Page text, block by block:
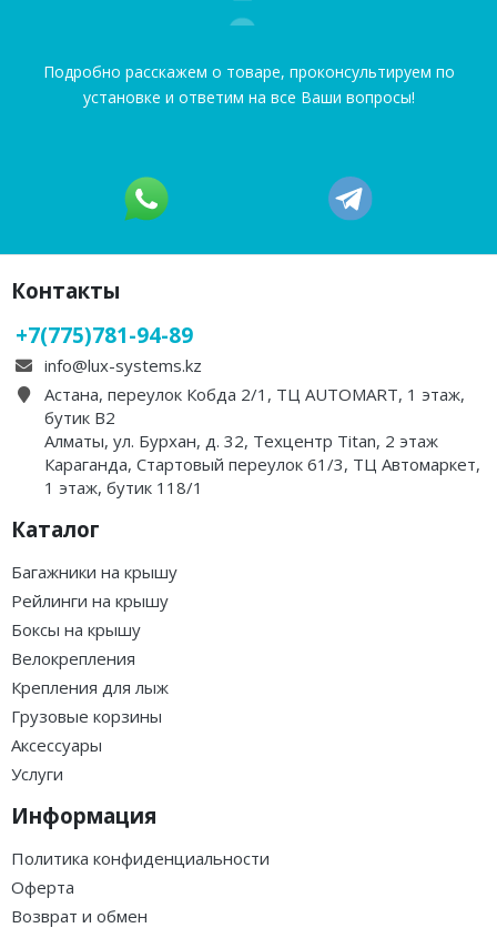
Загружаем варианты
Под заказ
Загружаем варианты
Под заказ
······
LUX TAVR 175 - бокс на
крышу черный
глянцевый 450л
Загружаем варианты
279 000 ₸
В корзину
······
LUX IRBIS 206 - бокс на
······